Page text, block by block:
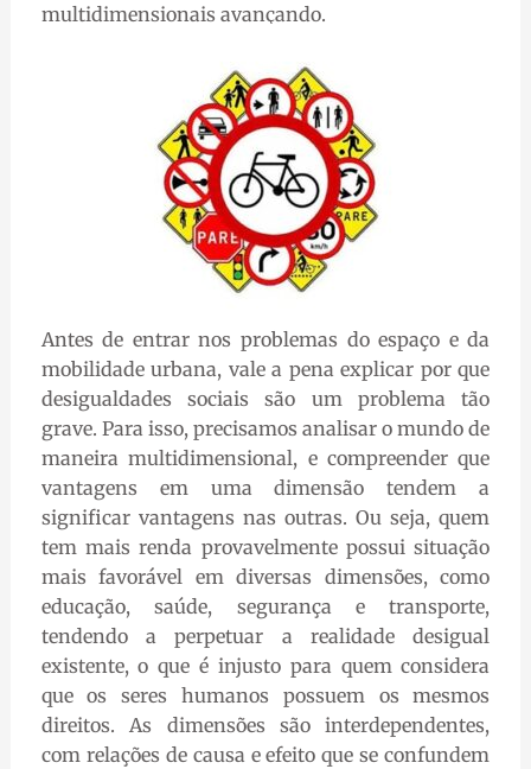
multidimensionais avançando.
Antes de entrar nos problemas do espaço e da
mobilidade urbana, vale a pena explicar por que
desigualdades sociais são um problema tão
grave. Para isso, precisamos analisar o mundo de
maneira multidimensional, e compreender que
vantagens em uma dimensão tendem a
significar vantagens nas outras. Ou seja, quem
tem mais renda provavelmente possui situação
mais favorável em diversas dimensões, como
educação, saúde, segurança e transporte,
tendendo a perpetuar a realidade desigual
existente, o que é injusto para quem considera
que os seres humanos possuem os mesmos
direitos. As dimensões são interdependentes,
com relações de causa e efeito que se confundem